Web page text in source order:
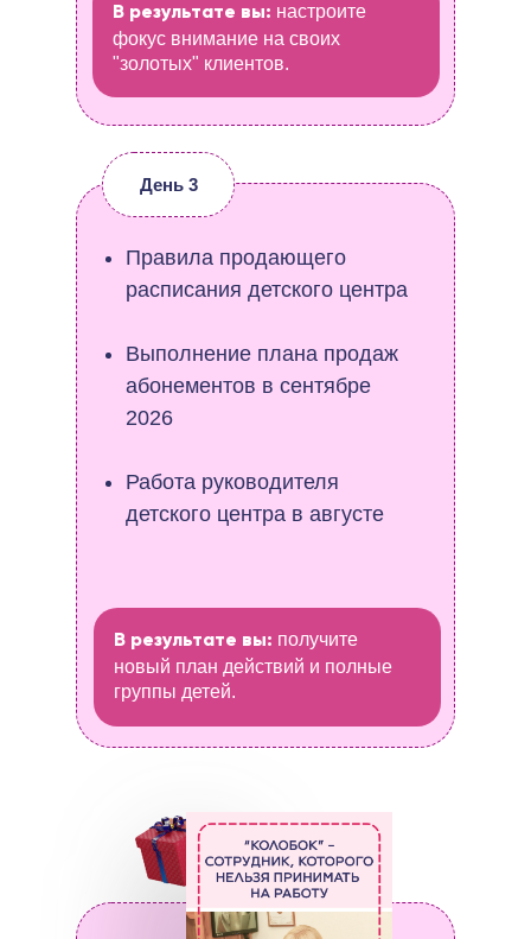
День 3
В результате вы: настроите
фокус внимание на своих
"золотых" клиентов.
Правила продающего
расписания детского центра
Выполнение плана продаж
абонементов в сентябре
2026
Работа руководителя
детского центра в августе
В результате вы: получите
новый план действий и полные
группы детей.